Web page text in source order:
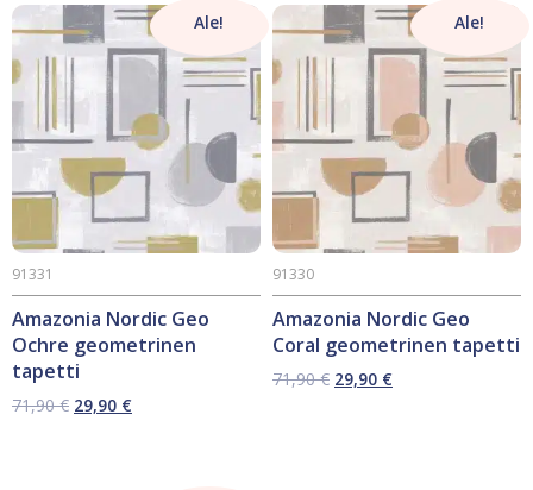
Ale!
Amazonia Nordic Geo
Ochre geometrinen
tapetti
91331
71,90€ Alkuperäinen
29,90 €Nykyinen
Ale!
Amazonia Nordic Geo
Coral geometrinen tapetti
91330
71,90€ Alkuperäinen
29,90 €Nykyinen